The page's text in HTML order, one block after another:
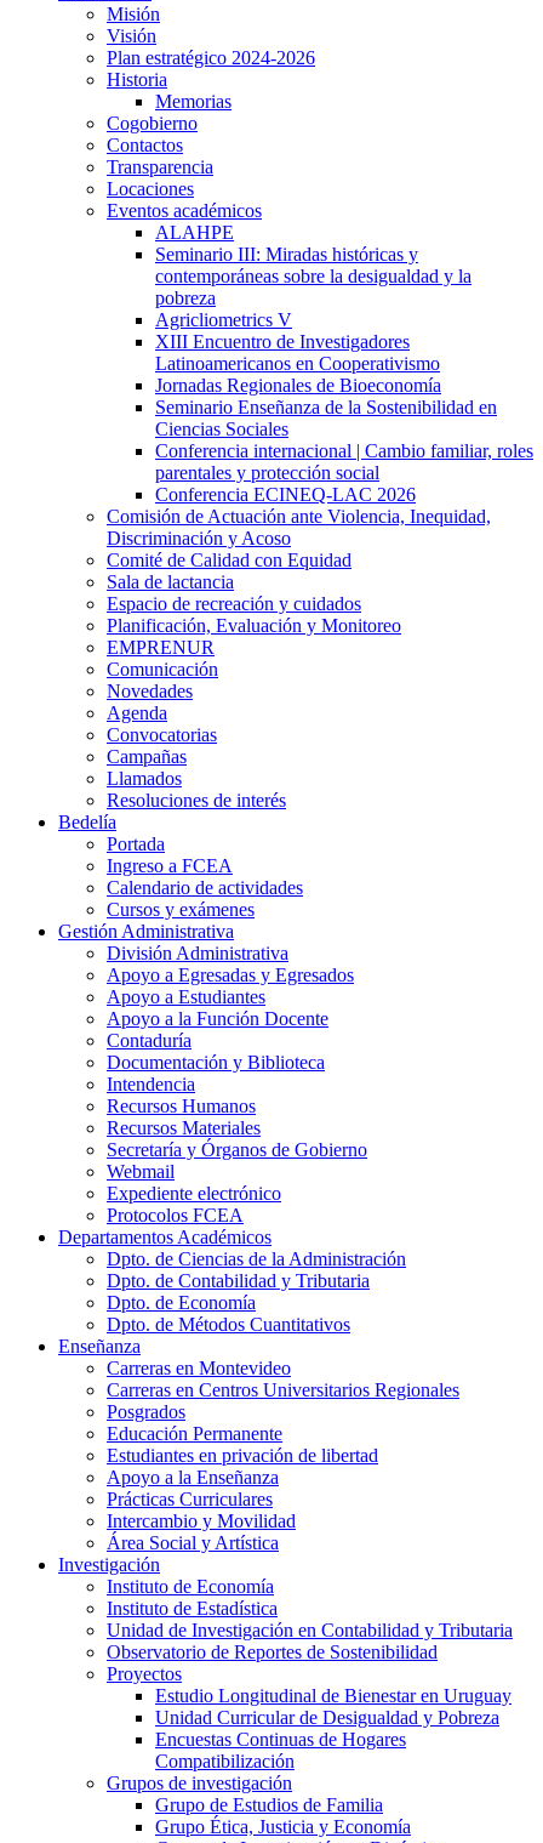
Misión
Visión
Plan estratégico 2024-2026
Historia
Memorias
Cogobierno
Contactos
Transparencia
Locaciones
Eventos académicos
ALAHPE
Seminario III: Miradas históricas y
contemporáneas sobre la desigualdad y la
pobreza
Agricliometrics V
XIII Encuentro de Investigadores
Latinoamericanos en Cooperativismo
Jornadas Regionales de Bioeconomía
Seminario Enseñanza de la Sostenibilidad en
Ciencias Sociales
Conferencia internacional | Cambio familiar, roles
parentales y protección social
Conferencia ECINEQ-LAC 2026
Comisión de Actuación ante Violencia, Inequidad,
Discriminación y Acoso
Comité de Calidad con Equidad
Sala de lactancia
Espacio de recreación y cuidados
Planificación, Evaluación y Monitoreo
EMPRENUR
Comunicación
Novedades
Agenda
Convocatorias
Campañas
Llamados
Resoluciones de interés
Bedelía
Portada
Ingreso a FCEA
Calendario de actividades
Cursos y exámenes
Gestión Administrativa
División Administrativa
Apoyo a Egresadas y Egresados
Apoyo a Estudiantes
Apoyo a la Función Docente
Contaduría
Documentación y Biblioteca
Intendencia
Recursos Humanos
Recursos Materiales
Secretaría y Órganos de Gobierno
Webmail
Expediente electrónico
Protocolos FCEA
Departamentos Académicos
Dpto. de Ciencias de la Administración
Dpto. de Contabilidad y Tributaria
Dpto. de Economía
Dpto. de Métodos Cuantitativos
Enseñanza
Carreras en Montevideo
Carreras en Centros Universitarios Regionales
Posgrados
Educación Permanente
Estudiantes en privación de libertad
Apoyo a la Enseñanza
Prácticas Curriculares
Intercambio y Movilidad
Área Social y Artística
Investigación
Instituto de Economía
Instituto de Estadística
Unidad de Investigación en Contabilidad y Tributaria
Observatorio de Reportes de Sostenibilidad
Proyectos
Estudio Longitudinal de Bienestar en Uruguay
Unidad Curricular de Desigualdad y Pobreza
Encuestas Continuas de Hogares
Compatibilización
Grupos de investigación
Grupo de Estudios de Familia
Grupo Ética, Justicia y Economía